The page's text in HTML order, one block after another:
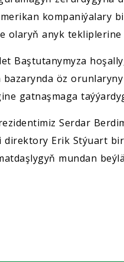
kompaniýalary
olaryň anyk
Baştutanymyza
öz
gatnaşmaga
Serdar
Erik Stýuart
mundan